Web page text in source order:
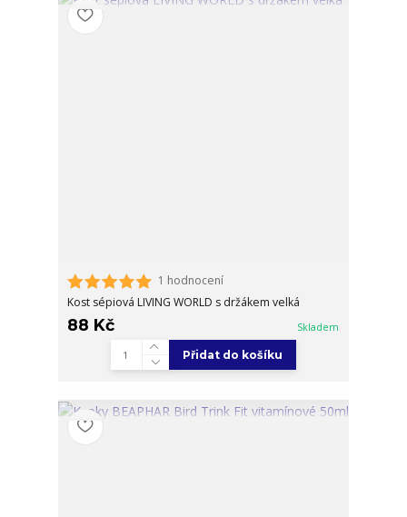
1 hodnocení
Kost sépiová LIVING WORLD s držákem velká
88 Kč Skladem
Přidat do košíku